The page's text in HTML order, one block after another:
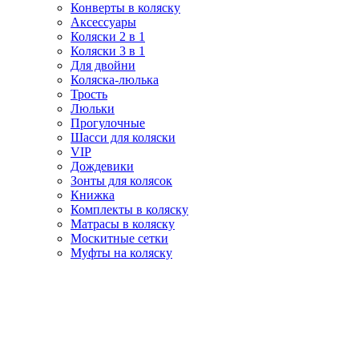
Конверты в коляску
Аксессуары
Коляски 2 в 1
Коляски 3 в 1
Для двойни
Коляска-люлька
Трость
Люльки
Прогулочные
Шасси для коляски
VIP
Дождевики
Зонты для колясок
Книжка
Комплекты в коляску
Матрасы в коляску
Москитные сетки
Муфты на коляску